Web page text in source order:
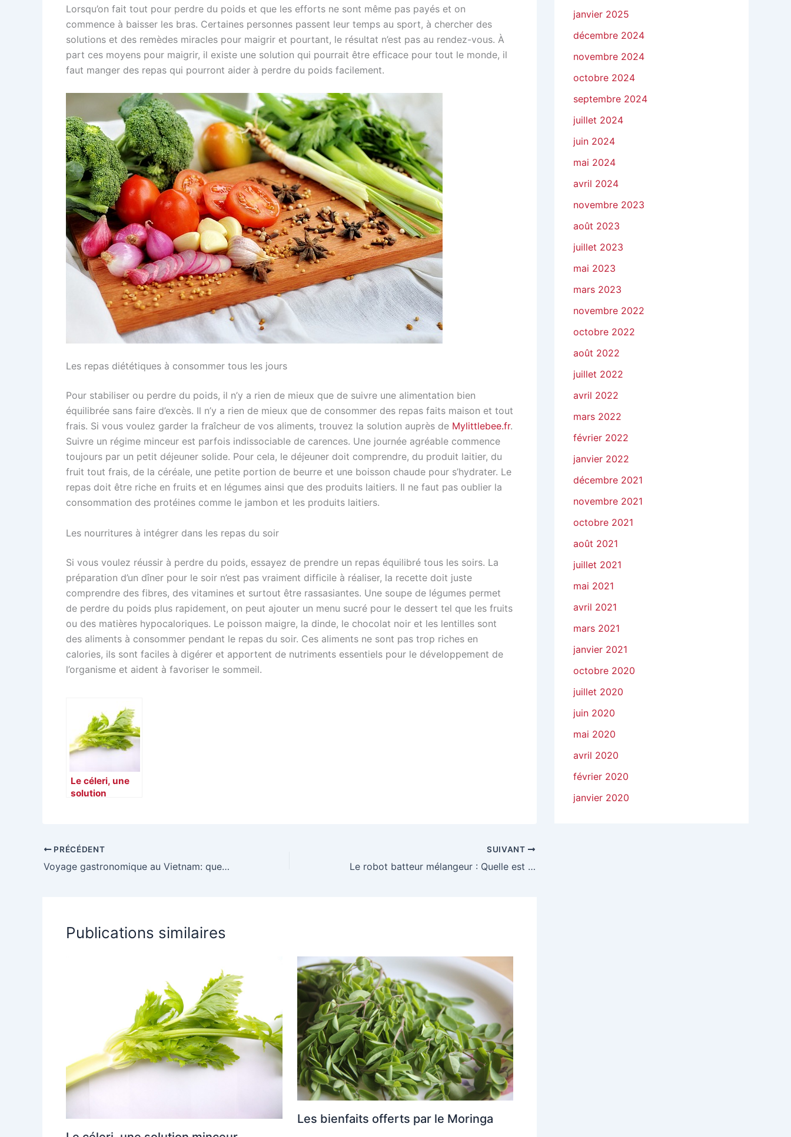
Lorsqu’on fait tout pour perdre du poids et que les efforts ne sont même pas payés et on
commence à baisser les bras. Certaines personnes passent leur temps au sport, à chercher des
solutions et des remèdes miracles pour maigrir et pourtant, le résultat n’est pas au rendez-vous. À
part ces moyens pour maigrir, il existe une solution qui pourrait être efficace pour tout le monde, il
faut manger des repas qui pourront aider à perdre du poids facilement.
Les repas diététiques à consommer tous les jours
Pour stabiliser ou perdre du poids, il n’y a rien de mieux que de suivre une alimentation bien
équilibrée sans faire d’excès. Il n’y a rien de mieux que de consommer des repas faits maison et tout
frais. Si vous voulez garder la fraîcheur de vos aliments, trouvez la solution auprès de Mylittlebee.fr.
Suivre un régime minceur est parfois indissociable de carences. Une journée agréable commence
toujours par un petit déjeuner solide. Pour cela, le déjeuner doit comprendre, du produit laitier, du
fruit tout frais, de la céréale, une petite portion de beurre et une boisson chaude pour s’hydrater. Le
repas doit être riche en fruits et en légumes ainsi que des produits laitiers. Il ne faut pas oublier la
consommation des protéines comme le jambon et les produits laitiers.
Les nourritures à intégrer dans les repas du soir
Si vous voulez réussir à perdre du poids, essayez de prendre un repas équilibré tous les soirs. La
préparation d’un dîner pour le soir n’est pas vraiment difficile à réaliser, la recette doit juste
comprendre des fibres, des vitamines et surtout être rassasiantes. Une soupe de légumes permet
de perdre du poids plus rapidement, on peut ajouter un menu sucré pour le dessert tel que les fruits
ou des matières hypocaloriques. Le poisson maigre, la dinde, le chocolat noir et les lentilles sont
des aliments à consommer pendant le repas du soir. Ces aliments ne sont pas trop riches en
calories, ils sont faciles à digérer et apportent de nutriments essentiels pour le développement de
l’organisme et aident à favoriser le sommeil.
Le céleri, une
solution
PRÉCÉDENT
Voyage gastronomique au Vietnam: quelques spécialités culinaires vietnamiennes
SUIVANT
Le robot batteur mélangeur : Quelle est son utilité ?
Publications similaires
Les bienfaits offerts par le Moringa
janvier 2025
décembre 2024
novembre 2024
octobre 2024
septembre 2024
juillet 2024
juin 2024
mai 2024
avril 2024
novembre 2023
août 2023
juillet 2023
mai 2023
mars 2023
novembre 2022
octobre 2022
août 2022
juillet 2022
avril 2022
mars 2022
février 2022
janvier 2022
décembre 2021
novembre 2021
octobre 2021
août 2021
juillet 2021
mai 2021
avril 2021
mars 2021
janvier 2021
octobre 2020
juillet 2020
juin 2020
mai 2020
avril 2020
février 2020
janvier 2020